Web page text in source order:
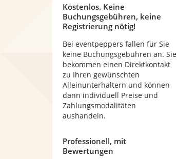
Kostenlos. Keine
Buchungsgebühren, keine
Registrierung nötig!
Bei eventpeppers fallen für Sie
keine Buchungsgebühren an. Sie
bekommen einen Direktkontakt
zu Ihren gewünschten
Alleinunterhaltern und können
dann individuell Preise und
Zahlungsmodalitäten
aushandeln.
Professionell, mit
Bewertungen